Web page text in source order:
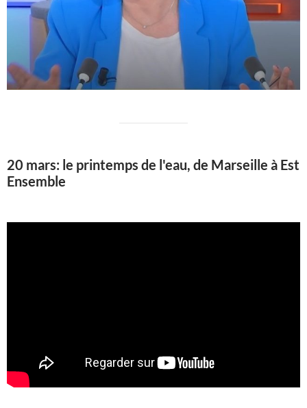
20 mars: le printemps de l'eau, de Marseille à Est
Ensemble